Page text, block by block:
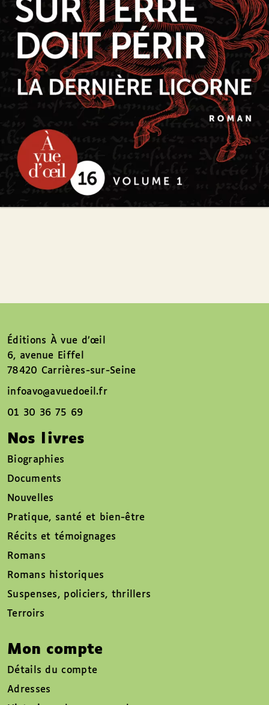
Michel Bussi
46 €
Éditions À vue d’œil
6, avenue Eiffel
78420 Carrières-sur-Seine
infoavo@avuedoeil.fr
01 30 36 75 69
Nos livres
Biographies
Documents
Nouvelles
Pratique, santé et bien-être
Récits et témoignages
Romans
Romans historiques
Suspenses, policiers, thrillers
Terroirs
Mon compte
Détails du compte
Adresses